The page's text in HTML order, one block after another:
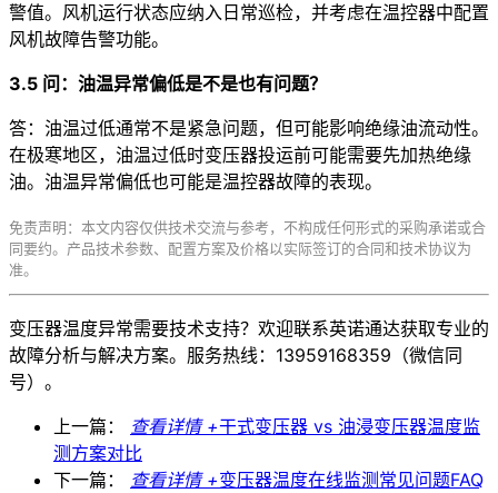
警值。风机运行状态应纳入日常巡检，并考虑在温控器中配置
风机故障告警功能。
3.5 问：油温异常偏低是不是也有问题？
答：油温过低通常不是紧急问题，但可能影响绝缘油流动性。
在极寒地区，油温过低时变压器投运前可能需要先加热绝缘
油。油温异常偏低也可能是温控器故障的表现。
免责声明：本文内容仅供技术交流与参考，不构成任何形式的采购承诺或合
同要约。产品技术参数、配置方案及价格以实际签订的合同和技术协议为
准。
变压器温度异常需要技术支持？欢迎联系英诺通达获取专业的
故障分析与解决方案。服务热线：13959168359（微信同
号）。
上一篇：
查看详情 +干式变压器 vs 油浸变压器温度监
测方案对比
下一篇：
查看详情 +变压器温度在线监测常见问题FAQ